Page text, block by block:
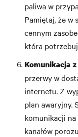
paliwa w
Pamiętaj, że w
cennym
która
Komunikacja
przerwy w
internetu. Z
plan awaryjny.
komunikacji
kanałów